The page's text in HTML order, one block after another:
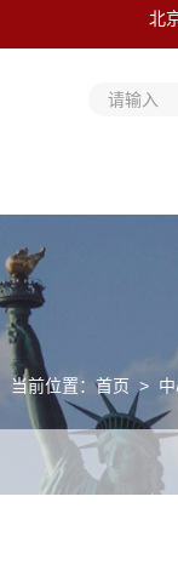
北
请输入
当前位置：首页